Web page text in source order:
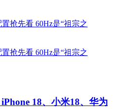
18、小米18、华为